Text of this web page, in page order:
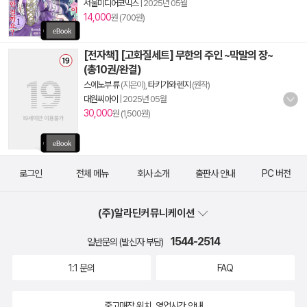
서울미디어코믹스| 2025년 05월
14,000원 (700원)
[전자책] [고화질세트] 무한의 주인 ~막말의 장~
(총10권/완결)
스에노부 류(지은이), 타키가와 렌지 (원작)
대원씨아이
2025년 05월
30,000원 (1,500원)
로그인 전체 메뉴 회사 소개 출판사 안내 PC 버전
(주)알라딘커뮤니케이션
일반문의 (발신자 부담) 1544-2514
1:1 문의 FAQ